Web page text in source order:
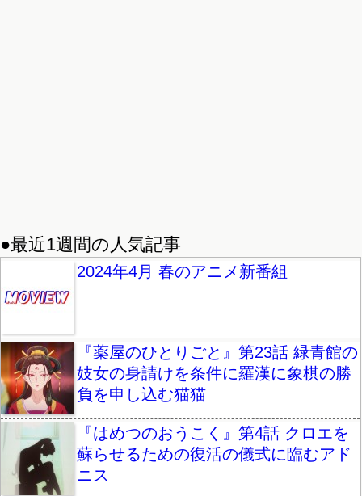
●最近1週間の人気記事
2024年4月 春のアニメ新番組
『薬屋のひとりごと』第23話 緑青館の
妓女の身請けを条件に羅漢に象棋の勝
負を申し込む猫猫
『はめつのおうこく』第4話 クロエを
蘇らせるための復活の儀式に臨むアド
ニス